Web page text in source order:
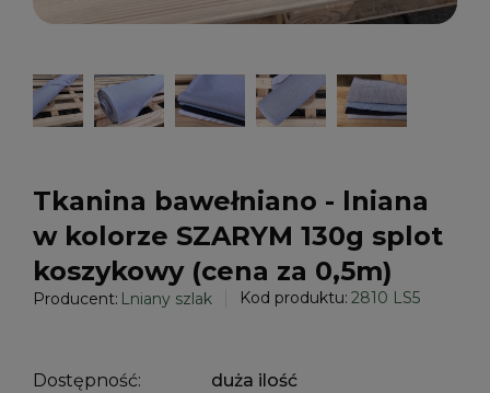
Tkanina bawełniano - lniana
w kolorze SZARYM 130g splot
koszykowy (cena za 0,5m)
Producent: Lniany szlak Kod produktu: 2810 LS5
Dostępność: duża ilość